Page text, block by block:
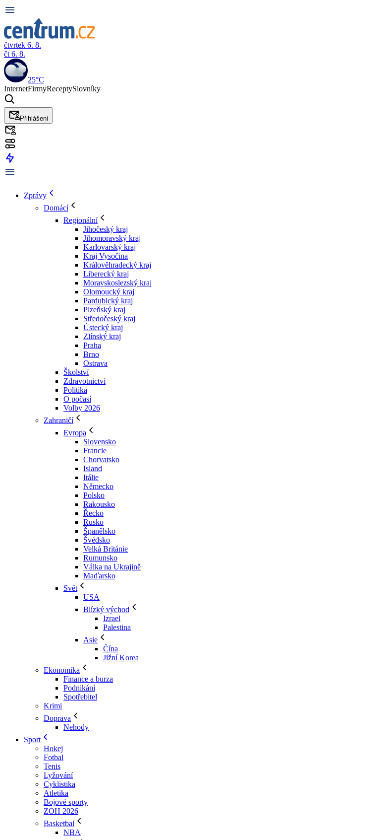
čtvrtek 6. 8.
čt 6. 8.
25°C
InternetFirmyReceptySlovníky
Přihlášení
Zprávy
Domácí
Regionální
Jihočeský kraj
Jihomoravský kraj
Karlovarský kraj
Kraj Vysočina
Králověhradecký kraj
Liberecký kraj
Moravskoslezský kraj
Olomoucký kraj
Pardubický kraj
Plzeňský kraj
Středočeský kraj
Ústecký kraj
Zlínský kraj
Praha
Brno
Ostrava
Školství
Zdravotnictví
Politika
O počasí
Volby 2026
Zahraničí
Evropa
Slovensko
Francie
Chorvatsko
Island
Itálie
Německo
Polsko
Rakousko
Řecko
Rusko
Španělsko
Švédsko
Velká Británie
Rumunsko
Válka na Ukrajině
Maďarsko
Svět
USA
Blízký východ
Izrael
Palestina
Asie
Čína
Jižní Korea
Ekonomika
Finance a burza
Podnikání
Spotřebitel
Krimi
Doprava
Nehody
Sport
Hokej
Fotbal
Tenis
Lyžování
Cyklistika
Atletika
Bojové sporty
ZOH 2026
Basketbal
NBA